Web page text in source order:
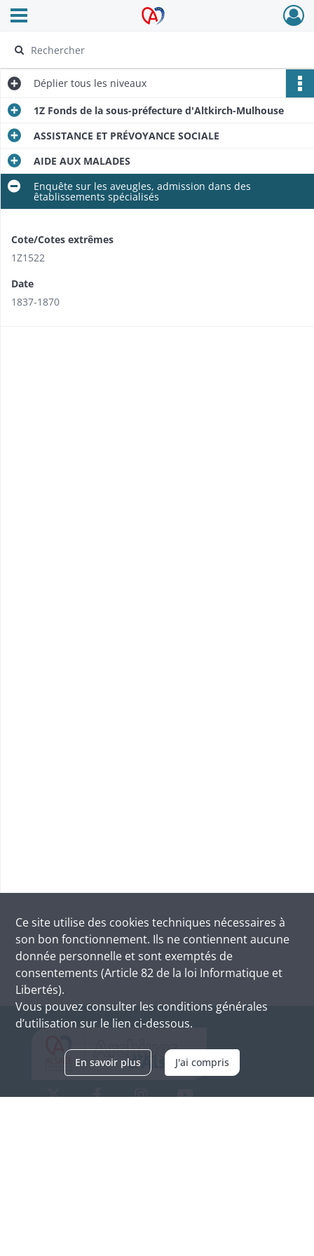
Archives Alsace - Colmar
Ouvrir le menu déroulant
Déplier tous les niveaux
1Z Fonds de la sous-préfecture d'Altkirch-Mulhouse
ASSISTANCE ET PRÉVOYANCE SOCIALE
AIDE AUX MALADES
Enquête sur les aveugles, admission dans des
êtablissements spécialisés
Cote/Cotes extrêmes
1Z1522
Date
1837-1870
Ce site utilise des cookies techniques nécessaires à
son bon fonctionnement. Ils ne contiennent aucune
donnée personnelle et sont exemptés de
consentements (Article 82 de la loi Informatique et
Libertés).
Vous pouvez consulter les conditions générales
d’utilisation sur le lien ci-dessous.
En savoir plus J'ai compris